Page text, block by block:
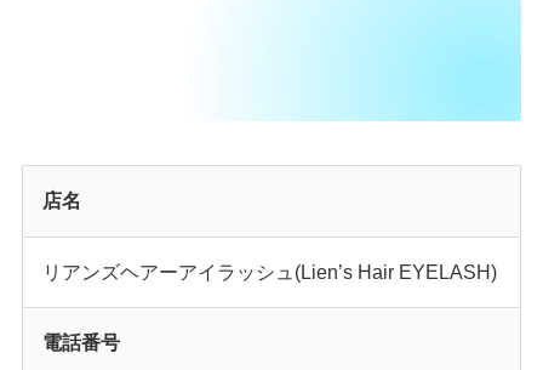
店名
リアンズヘアーアイラッシュ(Lien’s Hair EYELASH)
電話番号